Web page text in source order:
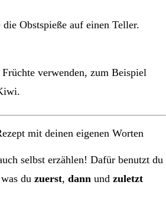
Obstspieße auf einen Teller.
verwenden, zum Beispiel
mit deinen eigenen Worten
selbst erzählen! Dafür benutzt du
du zuerst, dann und zuletzt